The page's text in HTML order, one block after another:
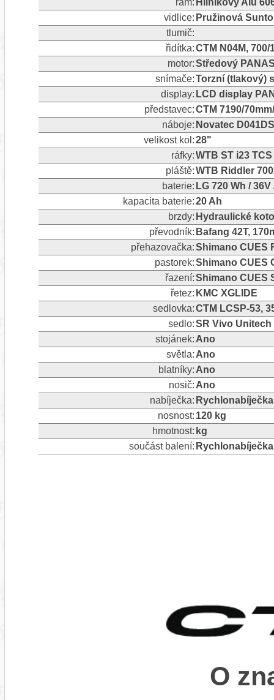
vidlice: Pružinová
tlumič:
řidítka:CTM N04M, 700/
motor:Středový
snímače:Torzní (tlakový)
display: LCD display
představec:CTM 7190/
náboje: Novatec
velikost kol:28"
ráfky:WTB ST i23
pláště:WTB Riddler
baterie: LG 720 Wh /
kapacita baterie:20 Ah
brzdy: Hydraulické
převodník: Bafang 42T,
přehazovačka:Shimano CUES
pastorek:Shimano CUES
řazení:Shimano CUES
řetez: KMC XGLIDE
sedlovka:CTM LCSP-53,
sedlo:SR Vivo Unitech
stojánek: Ano
světla: Ano
blatníky: Ano
nosič: Ano
nabíječka:
nosnost: 120 kg
hmotnost: kg
součást balení:
O